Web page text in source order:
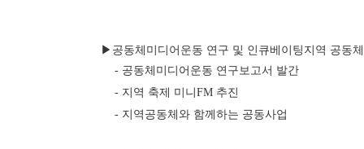
▶공동체미디어운동 연구 및 인큐베이팅지역 공동
- 공동체미디어운동 연구보고서 발간
- 지역 축제 미니FM 추진
- 지역공동체와 함께하는 공동사업